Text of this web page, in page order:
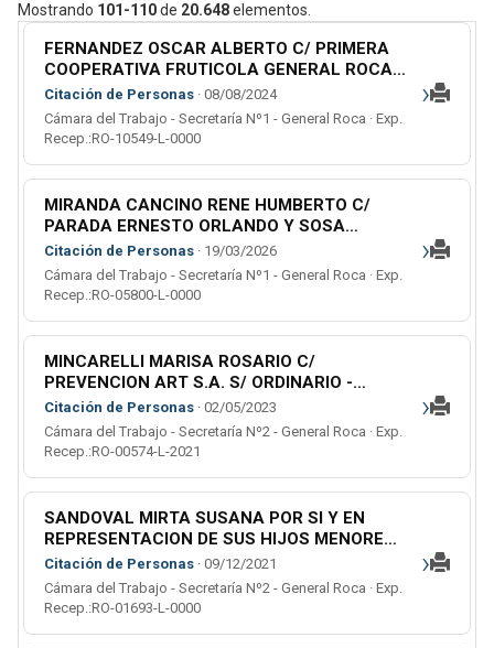
Mostrando 101-110de 20.648elementos.
FERNANDEZ OSCAR ALBERTO C/ PRIMERA
COOPERATIVA FRUTICOLA GENERAL ROCA
Y PREVENCION ART S.A. S/ ACCIDENTE DE
TRABAJO (L)
Citación de Personas · 08/08/2024
Cámara del Trabajo - Secretaría Nº1 - General Roca · Exp.
Recep.:RO-10549-L-0000
›
MIRANDA CANCINO RENE HUMBERTO C/
PARADA ERNESTO ORLANDO Y SOSA
ELIZABETH S/ RECLAMO
Citación de Personas · 19/03/2026
Cámara del Trabajo - Secretaría Nº1 - General Roca · Exp.
Recep.:RO-05800-L-0000
›
MINCARELLI MARISA ROSARIO C/
PREVENCION ART S.A. S/ ORDINARIO -
RECLAMO LEY DE RIESGO DE TRABAJO -
ACCIDENTES DE TRABAJO
Citación de Personas · 02/05/2023
Cámara del Trabajo - Secretaría Nº2 - General Roca · Exp.
Recep.:RO-00574-L-2021
›
SANDOVAL MIRTA SUSANA POR SI Y EN
REPRESENTACION DE SUS HIJOS MENORES:
G.A.E. Y G.E.M C/ GASTALDI JUAN LUIS S/
ACCIDENTE DE TRABAJO (L)
Citación de Personas · 09/12/2021
Cámara del Trabajo - Secretaría Nº2 - General Roca · Exp.
Recep.:RO-01693-L-0000
›